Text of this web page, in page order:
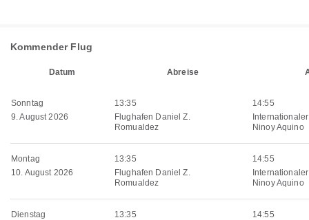
Kommender Flug
Datum Abreise
Sonntag
9. August 2026
13:35
Flughafen Daniel Z.
Romualdez
14:55
Ninoy Aquino
Montag
10. August 2026
13:35
Flughafen Daniel Z.
Romualdez
14:55
Ninoy Aquino
Dienstag
13:35
14:55